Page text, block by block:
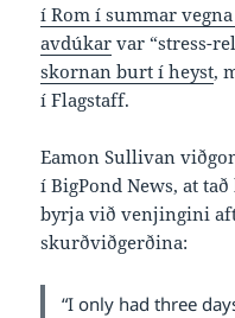
í Rom í summar
avdúkar var “stress-
skornan burt í heyst,
í Flagstaff.
Eamon Sullivan
í BigPond News, at
byrja við venjingini
skurðviðgerðina:
“I only had three